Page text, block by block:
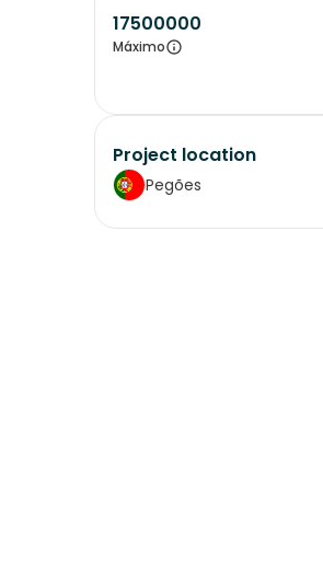
17500000
Máximo
Project location
Pegões